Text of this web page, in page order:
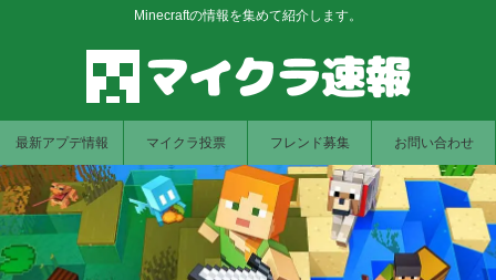
Minecraftの情報を集めて紹介します。
最新アプデ情報 マイクラ投票 フレンド募集 お問い合わせ